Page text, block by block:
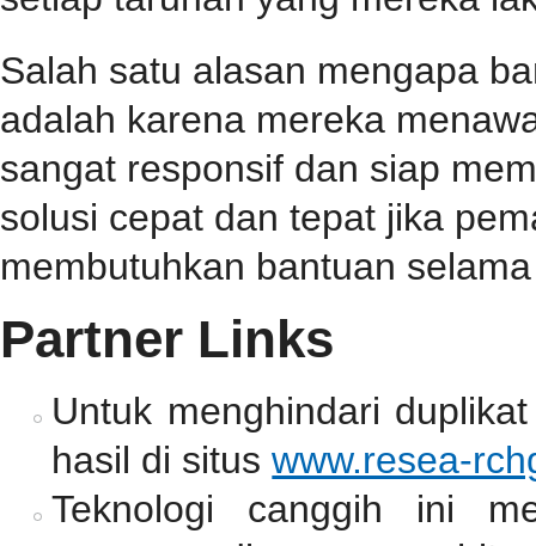
Salah satu alasan mengapa
adalah karena mereka
sangat responsif dan siap
solusi cepat dan tepat jika
membutuhkan bantuan
Partner Links
Untuk menghindari
hasil di situswww.resea-
Teknologi canggih ini